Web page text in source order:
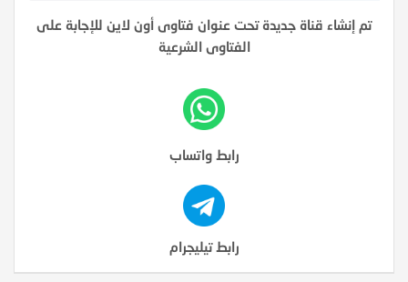
تم إنشاء قناة جديدة تحت عنوان فتاوى أون لاين للإجابة على
الفتاوى الشرعية
رابط واتساب
رابط تيليجرام